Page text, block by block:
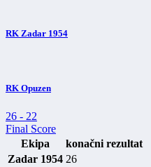
RK Zadar 1954
RK Opuzen
26 - 22
Final Score
Ekipa
konačni rezultat
Zadar 1954 26